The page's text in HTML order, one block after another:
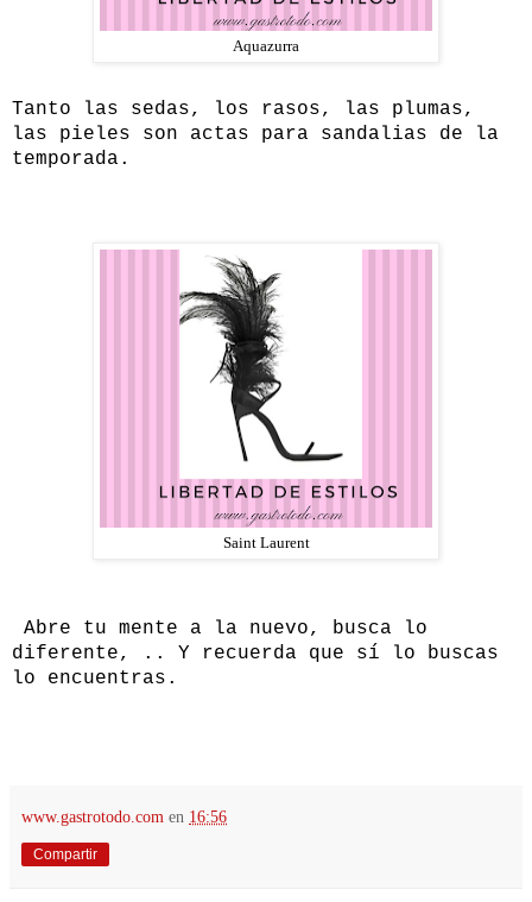
Aquazurra
Tanto las sedas, los rasos, las plumas,
las pieles son actas para sandalias de la
temporada.
Saint Laurent
Abre tu mente a la nuevo, busca lo
diferente, .. Y recuerda que sí lo buscas
lo encuentras.
www.gastrotodo.com en 16:56
Compartir